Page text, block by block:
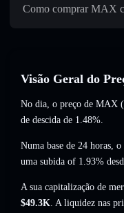
Como comprar MAX
Visão Geral do
No dia, o preço de MAX
de descida de 1.48%.
Numa base de 24 horas,
uma subida of 1.93%
A sua capitalização de
$49.3K. A liquidez nas